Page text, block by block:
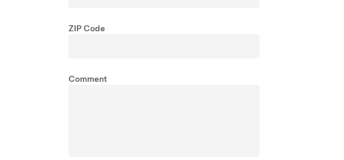
ZIP Code
Comment